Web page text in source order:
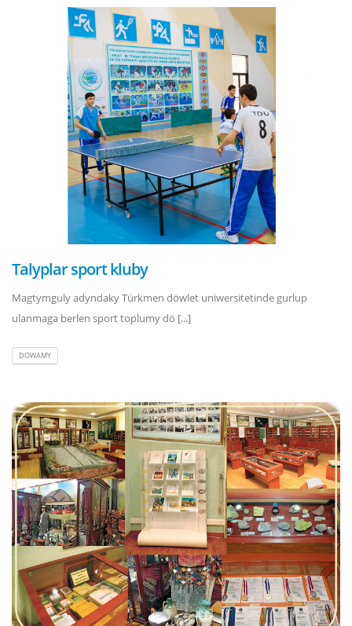
Talyplar sport kluby
Magtymguly adyndaky Türkmen döwlet uniwersitetinde gurlup
ulanmaga berlen sport toplumy dö [...]
DOWAMY